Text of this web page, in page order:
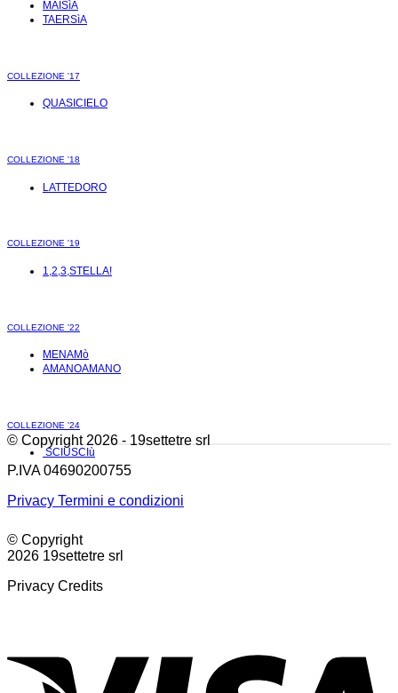
MAISìA
TAERSìA
COLLEZIONE '17
QUASICIELO
COLLEZIONE '18
LATTEDORO
COLLEZIONE '19
1,2,3,STELLA!
COLLEZIONE '22
MENAMò
AMANOAMANO
COLLEZIONE '24
SCIUSCIù
© Copyright 2026 - 19settetre srl
P.IVA 04690200755
Privacy Termini e condizioni
© Copyright
2026 19settetre srl
Privacy Credits